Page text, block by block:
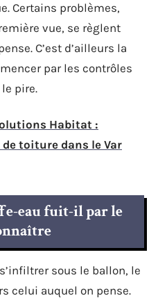
Certains problèmes,
vue, se règlent
C’est d’ailleurs la
par les contrôles
pire.
Habitat :
toiture dans le Var
eau fuit-il par le
sous le ballon, le
celui auquel on pense.